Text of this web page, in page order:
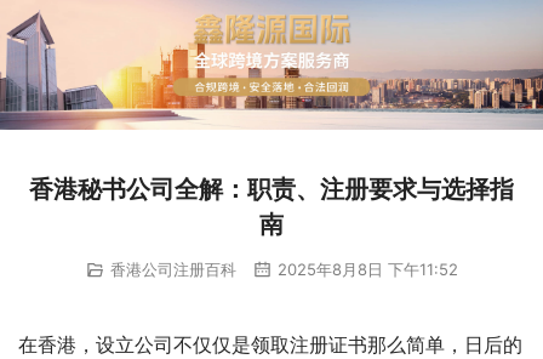
香港秘书公司全解：职责、注册要求与选择指
南
香港公司注册百科 2025年8月8日 下午11:52
在香港，设立公司不仅仅是领取注册证书那么简单，日后的